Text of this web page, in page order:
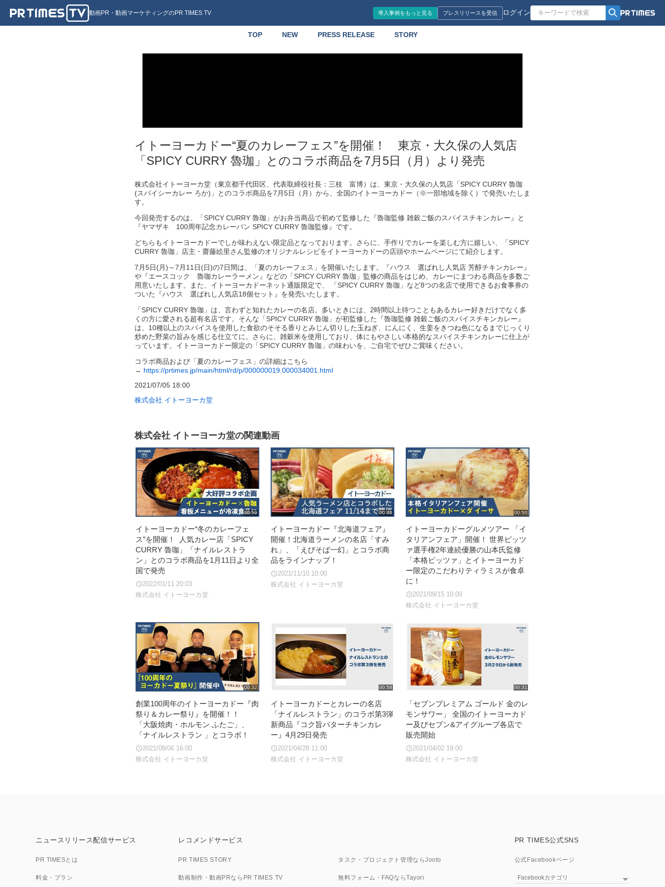
動画PR・動画マーケティングのPR TIMES TV 導入事例をもっと見る プレスリリースを受信 ログイン
TOP NEW PRESS RELEASE STORY
イトーヨーカドー“夏のカレーフェス”を開催！ 東京・大久保の人気店
「SPICY CURRY 魯珈」とのコラボ商品を7月5日（月）より発売
株式会社イトーヨーカ堂（東京都千代田区、代表取締役社長：三枝 富博）は、東京・大久保の人気店「SPICY CURRY 魯珈
(スパイシーカレー ろか)」とのコラボ商品を7月5日（月）から、全国のイトーヨーカドー（※一部地域を除く）で発売いたしま
す。
今回発売するのは、「SPICY CURRY 魯珈」がお弁当商品で初めて監修した『魯珈監修 雑穀ご飯のスパイスチキンカレー』と
『ヤマザキ 100周年記念カレーパン SPICY CURRY 魯珈監修』です。
どちらもイトーヨーカドーでしか味わえない限定品となっております。さらに、手作りでカレーを楽しむ方に嬉しい、「SPICY
CURRY 魯珈」店主・齋藤絵里さん監修のオリジナルレシピをイトーヨーカドーの店頭やホームページにて紹介します。
7月5日(月)～7月11日(日)の7日間は、「夏のカレーフェス」を開催いたします。『ハウス 選ばれし人気店 芳醇チキンカレー』
や『エースコック 魯珈カレーラーメン』などの「SPICY CURRY 魯珈」監修の商品をはじめ、カレーにまつわる商品を多数ご
用意いたします。また、イトーヨーカドーネット通販限定で、 「SPICY CURRY 魯珈」など8つの名店で使用できるお食事券の
ついた『ハウス 選ばれし人気店18個セット』を発売いたします。
「SPICY CURRY 魯珈」は、言わずと知れたカレーの名店。多いときには、2時間以上待つこともあるカレー好きだけでなく多
くの方に愛される超有名店です。そんな「SPICY CURRY 魯珈」が初監修した『魯珈監修 雑穀ご飯のスパイスチキンカレー』
は、10種以上のスパイスを使用した食欲のそそる香りとみじん切りした玉ねぎ、にんにく、生姜をきつね色になるまでじっくり
炒めた野菜の旨みを感じる仕立てに。さらに、雑穀米を使用しており、体にもやさしい本格的なスパイスチキンカレーに仕上が
っています。イトーヨーカドー限定の「SPICY CURRY 魯珈」の味わいを、ご自宅でぜひご賞味ください。
コラボ商品および「夏のカレーフェス」の詳細はこちら
→ https://prtimes.jp/main/html/rd/p/000000019.000034001.html
2021/07/05 18:00
株式会社 イトーヨーカ堂
株式会社 イトーヨーカ堂の関連動画
00:59
イトーヨーカドー“冬のカレーフェ
ス”を開催！ 人気カレー店「SPICY
CURRY 魯珈」「ナイルレストラ
ン」とのコラボ商品を1月11日より全
国で発売
2022/01/11 20:03
株式会社 イトーヨーカ堂
00:46
イトーヨーカドー『北海道フェア』
開催！北海道ラーメンの名店「すみ
れ」、「えびそば一幻」とコラボ商
品をラインナップ！
2021/11/10 10:00
株式会社 イトーヨーカ堂
00:50
イトーヨーカドーグルメツアー 「イ
タリアンフェア」開催！ 世界ピッツ
ァ選手権2年連続優勝の山本氏監修
「本格ピッツァ」とイトーヨーカド
ー限定のこだわりティラミスが食卓
に！
2021/09/15 10:00
株式会社 イトーヨーカ堂
00:32
創業100周年のイトーヨーカドー『肉
祭り＆カレー祭り』を開催！！
「大阪焼肉・ホルモン ふたご」、
「ナイルレストラン 」とコラボ！
2021/08/06 16:00
株式会社 イトーヨーカ堂
00:58
イトーヨーカドーとカレーの名店
「ナイルレストラン」のコラボ第3弾
新商品『コク旨バターチキンカレ
ー』4月29日発売
2021/04/28 11:00
株式会社 イトーヨーカ堂
00:31
「セブンプレミアム ゴールド 金のレ
モンサワー」 全国のイトーヨーカド
ー及びセブン&アイグループ各店で
販売開始
2021/04/02 19:00
株式会社 イトーヨーカ堂
ニュースリリース配信サービス
PR TIMESとは
料金・プラン
レコメンドサービス
PR TIMES STORY
動画制作・動画PRならPR TIMES TV
タスク・プロジェクト管理ならJooto
無料フォーム・FAQならTayori
PR TIMES公式SNS
公式Facebookページ
Facebookカテゴリ